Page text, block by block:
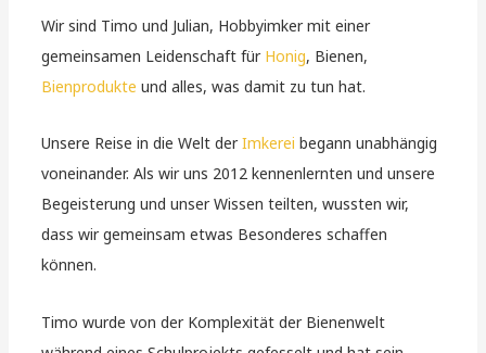
Wir sind Timo und Julian, Hobbyimker mit einer
gemeinsamen Leidenschaft für Honig, Bienen,
Bienprodukte und alles, was damit zu tun hat.
Unsere Reise in die Welt derImkerei begann unabhängig
voneinander. Als wir uns 2012 kennenlernten und unsere
Begeisterung und unser Wissen teilten, wussten wir,
dass wir gemeinsam etwas Besonderes schaffen
können.
Timo wurde von der Komplexität der Bienenwelt